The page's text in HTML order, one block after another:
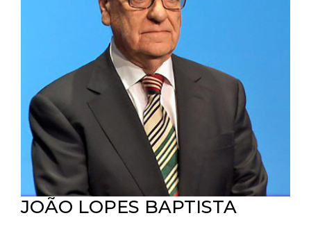
JOÃO LOPES BAPTISTA